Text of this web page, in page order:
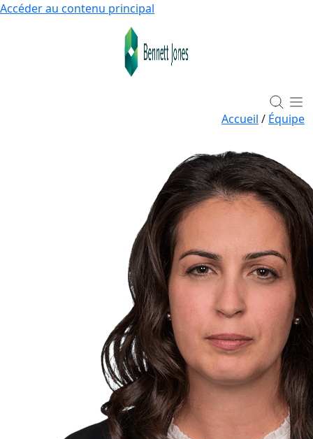
Accéder au contenu principal
Accueil / Équipe